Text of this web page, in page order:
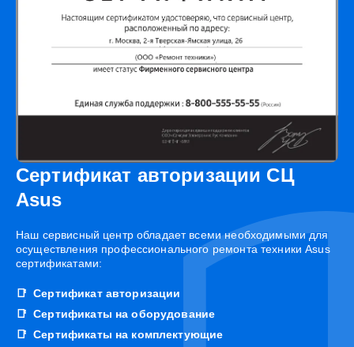
Сертификат авторизации СЦ
Asus
Наш сервисный центр обладает всеми необходимыми для
осуществления профессионального ремонта техники Asus
сертификатами:
Сертификат авторизации
Сертификаты на оборудование
Сертификаты на комплектующие